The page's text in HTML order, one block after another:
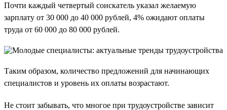
Почти каждый четвертый соискатель указал желаемую
зарплату от 30 000 до 40 000 рублей, 4% ожидают оплаты
труда от 60 000 до 80 000 рублей.
Таким образом, количество предложений для начинающих
специалистов и уровень их оплаты возрастают.
Не стоит забывать, что многое при трудоустройстве зависит